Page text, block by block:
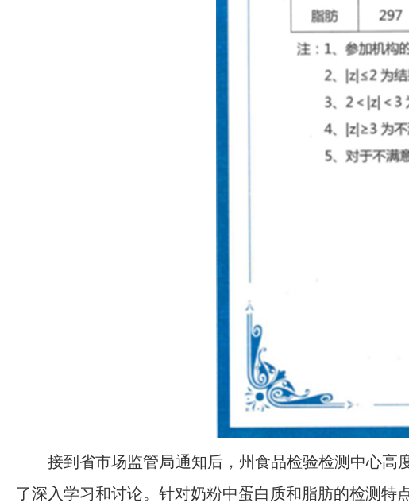
接到省市场监管局通知后，州食品检验检测中心
了深入学习和讨论。针对奶粉中蛋白质和脂肪的检测特